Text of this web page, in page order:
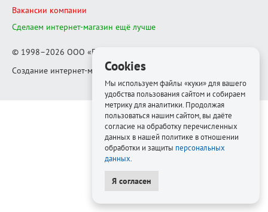
Вакансии компании
Сделаем интернет-магазин ещё лучше
© 1998–2026 ООО «Белфорт-РМ»
Создание интернет-магазина—Медиапродукт
Cookies
Мы используем файлы «куки» для вашего
удобства пользования сайтом и собираем
метрику для аналитики. Продолжая
пользоваться нашим сайтом, вы даёте
согласие на обработку перечисленных
данных в нашей политике в отношении
обработки и защиты персональных
данных
Я согласен